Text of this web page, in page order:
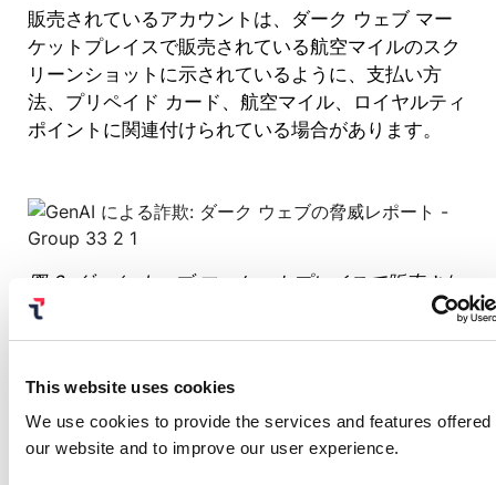
This website uses cookies
We use cookies to provide the services and features offered
our website and to improve our user experience.
販売されているアカウントは、ダーク ウェブ マー
ケットプレイスで販売されている航空マイルのスク
リーンショットに示されているように、支払い方
法、プリペイド カード、航空マイル、ロイヤルティ
ポイントに関連付けられている場合があります。
図 2: ダーク ウェブ マーケットプレイスで販売され
ている航空マイル
(ブランド名をぼかした実際のスク
リーンショット)
AI時代の詐欺防止のためのセ
キュリティ推奨事項